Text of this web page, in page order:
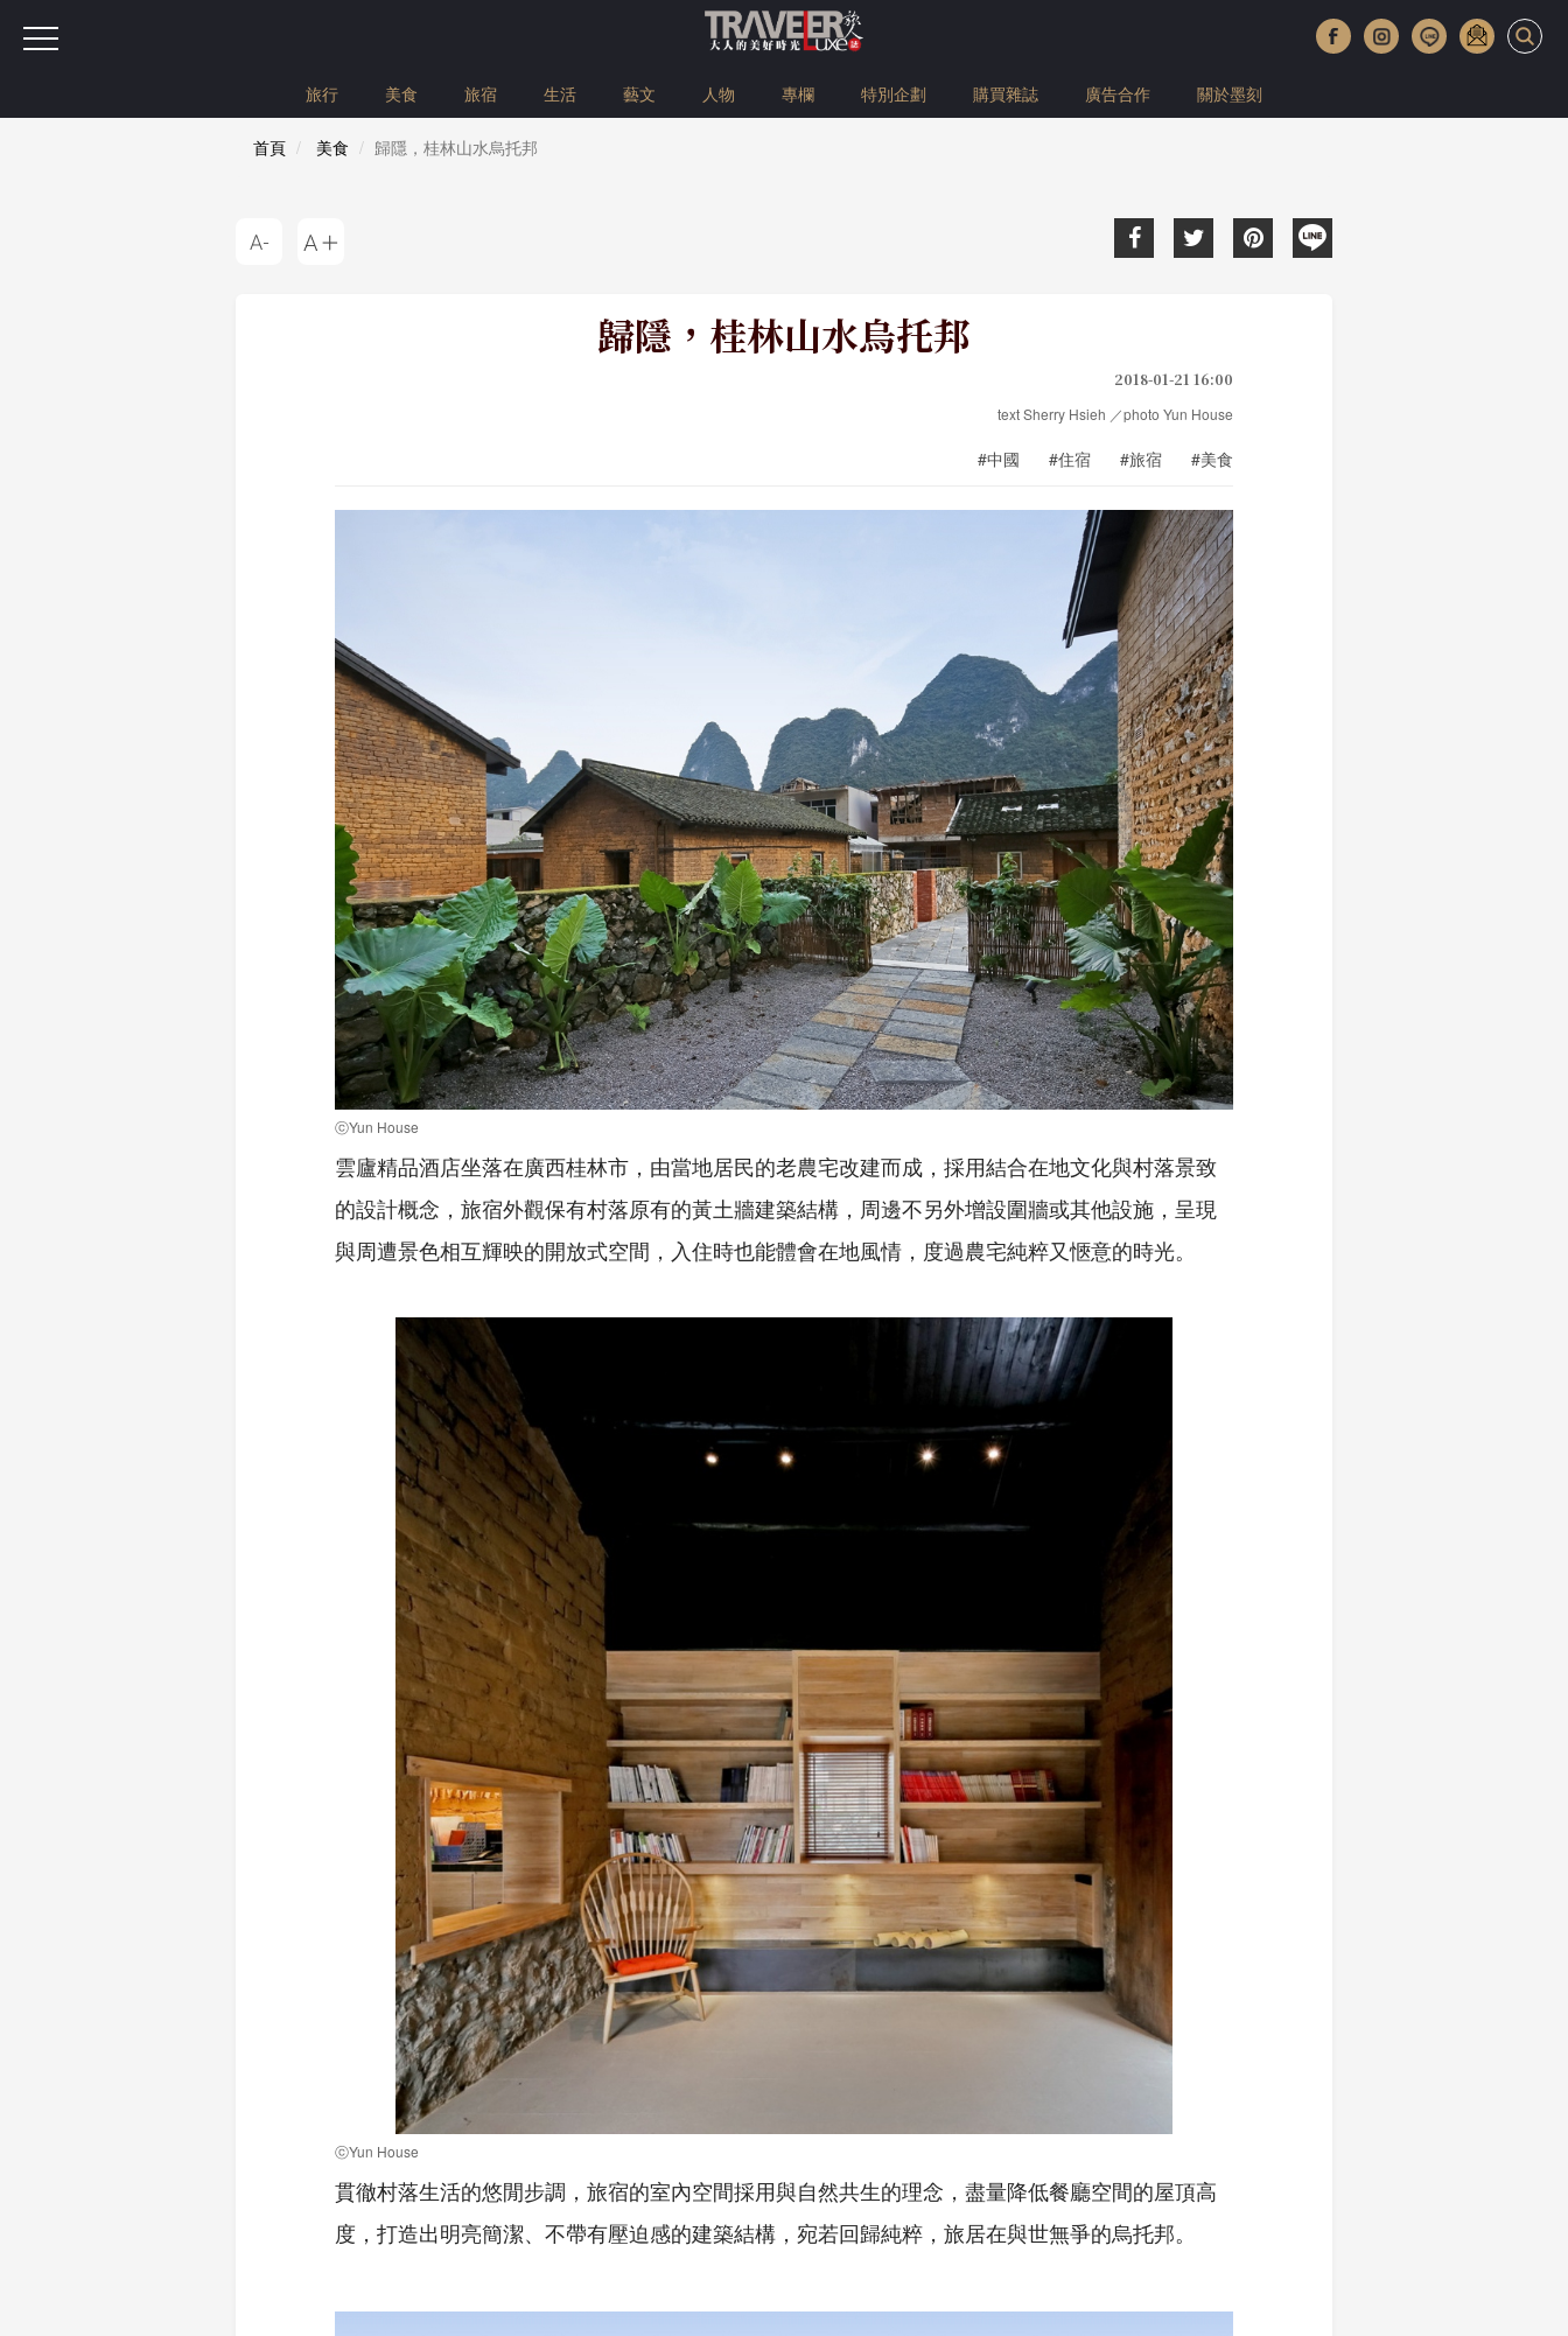
旅行 美食 旅宿 生活 藝文 人物 專欄 特別企劃 購買雜誌 廣告合作 關於墨刻
首頁 美食 歸隱，桂林山水烏托邦
歸隱，桂林山水烏托邦
2018-01-21 16:00
text Sherry Hsieh ／photo Yun House
#中國 #住宿 #旅宿 #美食
ⓒYun House
雲廬精品酒店坐落在廣西桂林市，由當地居民的老農宅改建而成，採用結合在地文化與村落景致
的設計概念，旅宿外觀保有村落原有的黃土牆建築結構，周邊不另外增設圍牆或其他設施，呈現
與周遭景色相互輝映的開放式空間，入住時也能體會在地風情，度過農宅純粹又愜意的時光。
ⓒYun House
貫徹村落生活的悠閒步調，旅宿的室內空間採用與自然共生的理念，盡量降低餐廳空間的屋頂高
度，打造出明亮簡潔、不帶有壓迫感的建築結構，宛若回歸純粹，旅居在與世無爭的烏托邦。